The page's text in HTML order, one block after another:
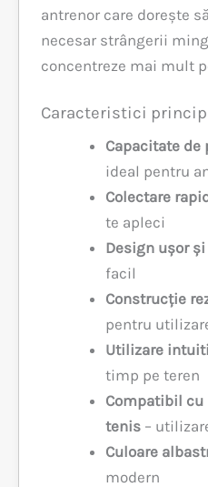
antrenor care dorește
necesar strângerii
concentreze mai mult
Caracteristici
Capacitate de
ideal pentru
Colectare
te apleci
Design ușor
facil
Construcție
pentru
Utilizare
timp pe teren
Compatibil
tenis –
Culoare
modern